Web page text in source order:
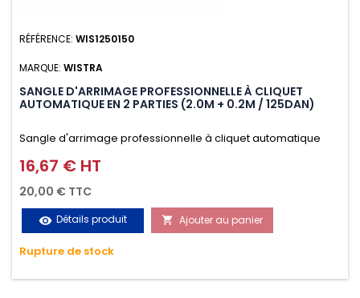
RÉFÉRENCE: WIS1250150
MARQUE: WISTRA
SANGLE D'ARRIMAGE PROFESSIONNELLE À CLIQUET
AUTOMATIQUE EN 2 PARTIES (2.0M + 0.2M / 125DAN)
Sangle d'arrimage professionnelle à cliquet automatique
avec crochet S en 2 parties (2.0M + 0.2M / 125daN), simple et
rapide d'utilisation. Permet d'arrimer et de sécuriser
vos chargements pendant le transport. Matière polyester
très résistante aux UV et aux variations de températures,
n'absorbe pas l'eau.
Prix
16,67 € HT
20,00 € TTC
visibility Détails produit  Ajouter au panier
Rupture de stock